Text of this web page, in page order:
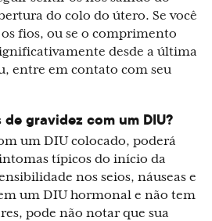
do colo do útero. Se você
fios, ou se o comprimento
desde a última
entre em contato com seu
gravidez com um DIU?
um DIU colocado, poderá
típicos do início da
nos seios, náuseas e
um DIU hormonal e não tem
pode não notar que sua